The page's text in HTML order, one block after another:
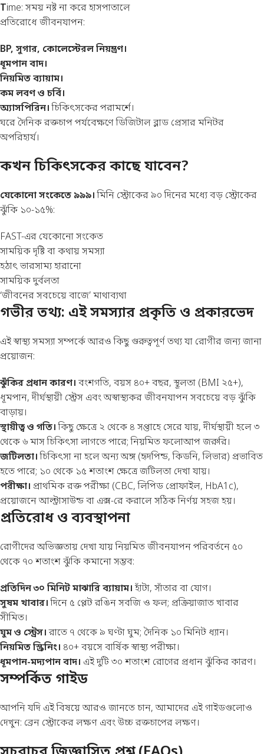
Time: সময় নষ্ট না করে হাসপাতালে
প্রতিরোধে জীবনযাপন:
BP, সুগার, কোলেস্টেরল নিয়ন্ত্রণ।
ধূমপান বাদ।
নিয়মিত ব্যায়াম।
কম লবণ ও চর্বি।
অ্যাসপিরিন।চিকিৎসকের পরামর্শে।
ঘরে দৈনিক রক্তচাপ পর্যবেক্ষণেডিজিটাল ব্লাড প্রেসার মনিটর
অপরিহার্য।
কখন চিকিৎসকের কাছে যাবেন?
যেকোনো সংকেতে ৯৯৯।মিনি স্ট্রোকের ৯০ দিনের মধ্যে বড় স্ট্রোকের
ঝুঁকি ১০-১৫%:
FAST-এর যেকোনো সংকেত
সাময়িক দৃষ্টি বা কথায় সমস্যা
হঠাৎ ভারসাম্য হারানো
সাময়িক দুর্বলতা
‘জীবনের সবচেয়ে বাজে’ মাথাব্যথা
গভীর তথ্য: এই সমস্যার প্রকৃতি ও প্রকারভেদ
এই স্বাস্থ্য সমস্যা সম্পর্কে আরও কিছু গুরুত্বপূর্ণ তথ্য যা রোগীর জন্য জানা
প্রয়োজন:
ঝুঁকির প্রধান কারণ। বংশগতি, বয়স ৪০+ বছর, স্থূলতা (BMI ২৫+),
ধূমপান, দীর্ঘস্থায়ী স্ট্রেস এবং অস্বাস্থ্যকর জীবনযাপন সবচেয়ে বড় ঝুঁকি
বাড়ায়।
স্থায়ীত্ব ও গতি।কিছু ক্ষেত্রে ২ থেকে ৪ সপ্তাহে সেরে যায়, দীর্ঘস্থায়ী হলে ৩
থেকে ৬ মাস চিকিৎসা লাগতে পারে; নিয়মিত ফলোআপ জরুরি।
জটিলতা।চিকিৎসা না হলে অন্য অঙ্গ (হৃদপিন্ড, কিডনি, লিভার) প্রভাবিত
হতে পারে; ১০ থেকে ১৫ শতাংশ ক্ষেত্রে জটিলতা দেখা যায়।
পরীক্ষা। প্রাথমিক রক্ত পরীক্ষা (CBC, লিপিড প্রোফাইল, HbA1c),
প্রয়োজনে আল্ট্রাসাউন্ড বা এক্স-রে করালে সঠিক নির্ণয় সহজ হয়।
প্রতিরোধ ও ব্যবস্থাপনা
রোগীদের অভিজ্ঞতায় দেখা যায় নিয়মিত জীবনযাপন পরিবর্তনে ৫০
থেকে ৭০ শতাংশ ঝুঁকি কমানো সম্ভব:
প্রতিদিন ৩০ মিনিট মাঝারি ব্যায়াম।হাঁটা, সাঁতার বা যোগ।
সুষম খাবার।দিনে ৫ প্লেট রঙিন সবজি ও ফল; প্রক্রিয়াজাত খাবার
সীমিত।
ঘুম ও স্ট্রেস।রাতে ৭ থেকে ৯ ঘণ্টা ঘুম; দৈনিক ১০ মিনিট ধ্যান।
নিয়মিত স্ক্রিনিং। ৪০+ বয়সে বার্ষিক স্বাস্থ্য পরীক্ষা।
ধূমপান-মদ্যপান বাদ। এই দুটি ৩০ শতাংশ রোগের প্রধান ঝুঁকির কারণ।
সম্পর্কিত গাইড
আপনি যদি এই বিষয়ে আরও জানতে চান, আমাদের এই গাইডগুলোও
দেখুন: ব্রেন স্ট্রোকের লক্ষণ এবংউচ্চ রক্তচাপের লক্ষণ।